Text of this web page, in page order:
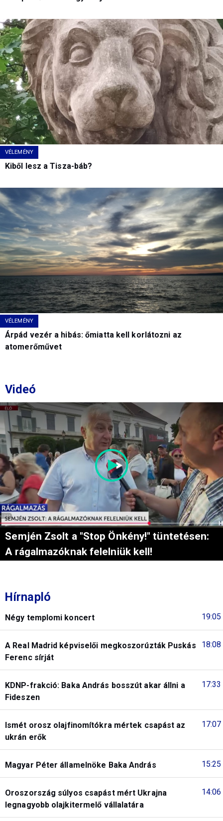
VÉLEMÉNY
Kiből lesz a Tisza-báb?
VÉLEMÉNY
Árpád vezér a hibás: őmiatta kell korlátozni az
atomerőművet
Videó
Semjén Zsolt a "Stop Önkény!" tüntetésen:
A rágalmazóknak felelniük kell!
Hírnapló
19:05
Négy templomi koncert
18:08
A Real Madrid képviselői megkoszorúzták Puskás
Ferenc sírját
17:33
KDNP-frakció: Baka András bosszút akar állni a
Fideszen
17:07
Ismét orosz olajfinomítókra mértek csapást az
ukrán erők
15:25
Magyar Péter államelnöke Baka András
14:06
Oroszország súlyos csapást mért Ukrajna
legnagyobb olajkitermelő vállalatára